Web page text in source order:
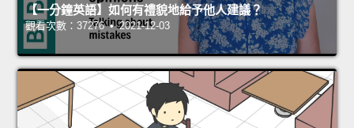
【一分鐘英語】如何有禮貌地給予他人建議？
觀看次數：37276 • 2021-12-03